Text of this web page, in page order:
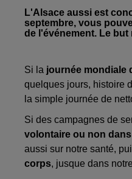
L'Alsace aussi est
septembre, vous
de l'événement. Le
Si la journée mondiale
quelques jours, histoire
la simple journée de
Si des campagnes de
volontaire ou non
aussi sur notre santé,
corps, jusque dans